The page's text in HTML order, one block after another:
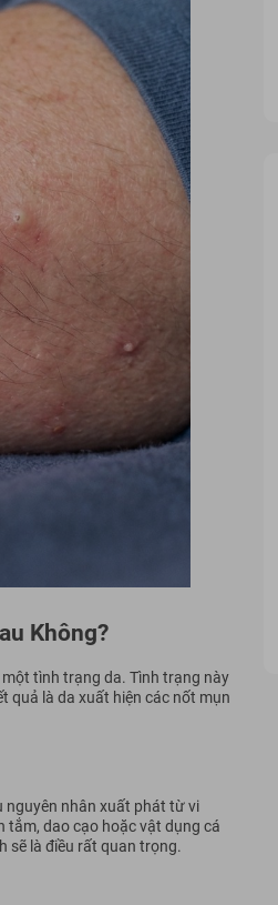
Không?
tình trạng da. Tình trạng này
quả là da xuất hiện các nốt mụn
nguyên nhân xuất phát từ vi
tắm, dao cạo hoặc vật dụng cá
sẽ là điều rất quan trọng.